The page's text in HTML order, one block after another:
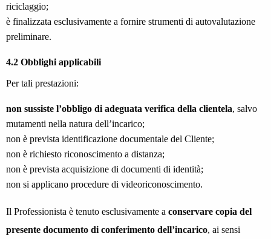
riciclaggio;
è finalizzata esclusivamente a fornire strumenti di autovalutazione
preliminare.
4.2 Obblighi applicabili
Per tali prestazioni:
non sussiste l’obbligo di adeguata verifica della clientela, salvo
mutamenti nella natura dell’incarico;
non è prevista identificazione documentale del Cliente;
non è richiesto riconoscimento a distanza;
non è prevista acquisizione di documenti di identità;
non si applicano procedure di videoriconoscimento.
Il Professionista è tenuto esclusivamente a conservare copia del
presente documento di conferimento dell’incarico, ai sensi